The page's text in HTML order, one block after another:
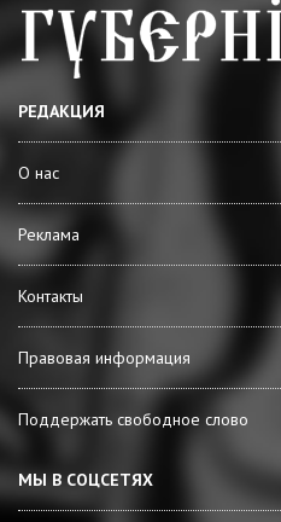
РЕДАКЦИЯ
О нас
Реклама
Контакты
Правовая информация
Поддержать свободное слово
МЫ В СОЦСЕТЯХ